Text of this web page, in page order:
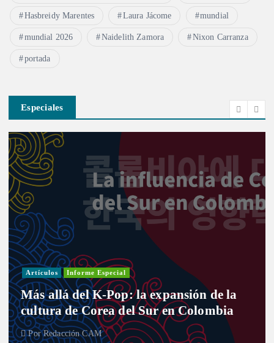
Hasbreidy Marentes Laura Jácome mundial
mundial 2026 Naidelith Zamora Nixon Carranza
portada
Especiales
Artículos Informe Especial
Más allá del K-Pop: la expansión de la
cultura de Corea del Sur en Colombia
PorRedacción CAM